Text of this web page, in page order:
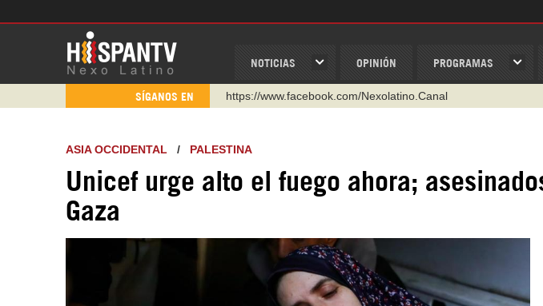
NOTICIAS OPINIÓN PROGRAMAS
SÍGANOS EN
https://www.facebook.com/Nexolatino.Canal
http://twitter.com/nexo_latino
https://urmedium.com/c/hispantv
Instagram como: hispan_tv
ASIA OCCIDENTAL / PALESTINA
Unicef urge alto el fuego ahora;
Gaza